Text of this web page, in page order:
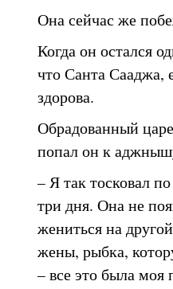
Она сейчас же
Когда он остался
что Санта Сааджа,
здорова.
Обрадованный
попал он к
– Я так тосковал
три дня. Она не
жениться на
жены, рыбка,
– все это была